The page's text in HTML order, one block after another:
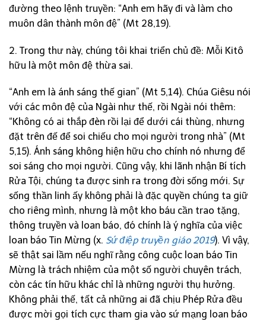
đường theo lệnh truyền: “Anh em hãy đi và làm cho
muôn dân thành môn đệ” (Mt 28,19).
2. Trong thư này, chúng tôi khai triển chủ đề: Mỗi Kitô
hữu là một môn đệ thừa sai.
“Anh em là ánh sáng thế gian” (Mt 5,14). Chúa Giêsu nói
với các môn đệ của Ngài như thế, rồi Ngài nói thêm:
“Không có ai thắp đèn rồi lại để dưới cái thùng, nhưng
đặt trên đế để soi chiếu cho mọi người trong nhà” (Mt
5,15). Ánh sáng không hiện hữu cho chính nó nhưng để
soi sáng cho mọi người. Cũng vậy, khi lãnh nhận Bí tích
Rửa Tội, chúng ta được sinh ra trong đời sống mới. Sự
sống thần linh ấy không phải là đặc quyền chúng ta giữ
cho riêng mình, nhưng là một kho báu cần trao tặng,
thông truyền và loan báo, đó chính là ý nghĩa của việc
loan báo Tin Mừng (x. Sứ điệp truyền giáo 2019). Vì vậy,
sẽ thật sai lầm nếu nghĩ rằng công cuộc loan báo Tin
Mừng là trách nhiệm của một số người chuyên trách,
còn các tín hữu khác chỉ là những người thụ hưởng.
Không phải thế, tất cả những ai đã chịu Phép Rửa đều
được mời gọi tích cực tham gia vào sứ mạng loan báo